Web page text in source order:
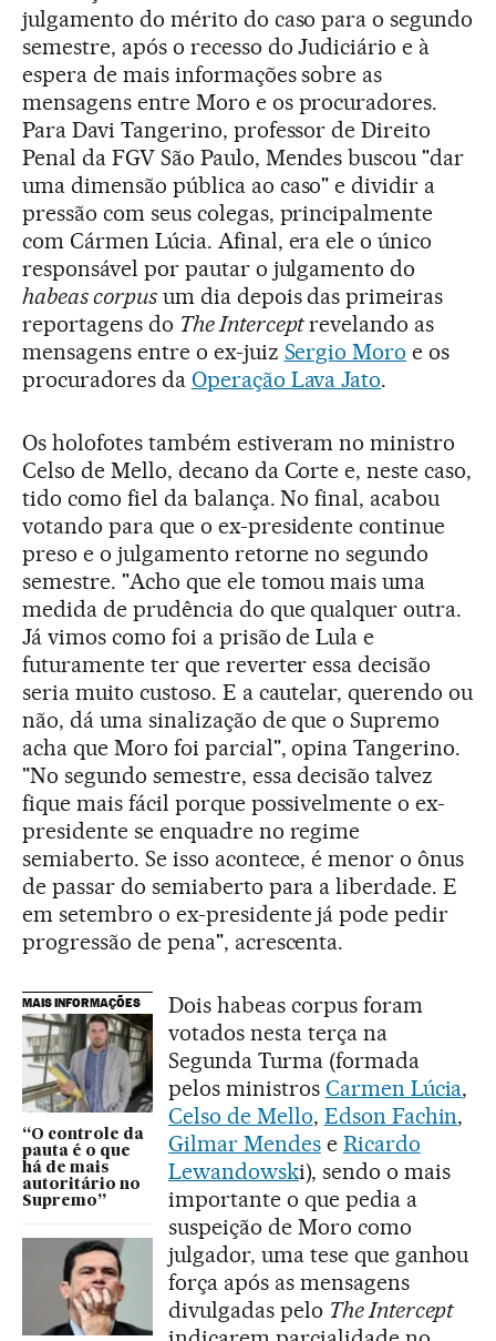
julgamento do mérito do caso para o segundo
semestre, após o recesso do Judiciário e à
espera de mais informações sobre as
mensagens entre Moro e os procuradores.
Para Davi Tangerino, professor de Direito
Penal da FGV São Paulo, Mendes buscou "dar
uma dimensão pública ao caso" e dividir a
pressão com seus colegas, principalmente
com Cármen Lúcia. Afinal, era ele o único
responsável por pautar o julgamento do
habeas corpusum dia depois das primeiras
reportagens do The Interceptrevelando as
mensagens entre o ex-juiz Sergio Moro e os
procuradores da Operação Lava Jato.
Os holofotes também estiveram no ministro
Celso de Mello, decano da Corte e, neste caso,
tido como fiel da balança. No final, acabou
votando para que o ex-presidente continue
preso e o julgamento retorne no segundo
semestre. "Acho que ele tomou mais uma
medida de prudência do que qualquer outra.
Já vimos como foi a prisão de Lula e
futuramente ter que reverter essa decisão
seria muito custoso. E a cautelar, querendo ou
não, dá uma sinalização de que o Supremo
acha que Moro foi parcial", opina Tangerino.
"No segundo semestre, essa decisão talvez
fique mais fácil porque possivelmente o ex-
presidente se enquadre no regime
semiaberto. Se isso acontece, é menor o ônus
de passar do semiaberto para a liberdade. E
em setembro o ex-presidente já pode pedir
progressão de pena", acrescenta.
MAIS INFORMAÇÕES
“O controle da
pauta é o que
há de mais
autoritário no
Supremo”
Dois habeas corpus foram
votados nesta terça na
Segunda Turma (formada
pelos ministros Carmen Lúcia,
Celso de Mello, Edson Fachin,
Gilmar Mendese Ricardo
Lewandowski), sendo o mais
importante o que pedia a
suspeição de Moro como
julgador, uma tese que ganhou
força após as mensagens
divulgadas pelo The Intercept